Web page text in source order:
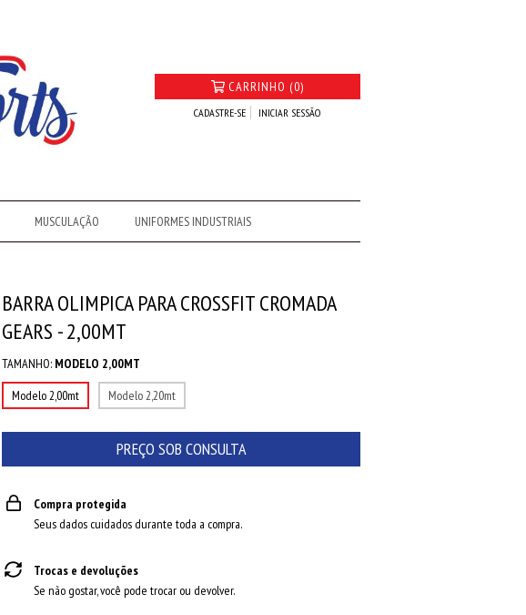
CARRINHO (0)
CADASTRE-SE INICIAR SESSÃO
MUSCULAÇÃO UNIFORMES INDUSTRIAIS
BARRA OLIMPICA PARA CROSSFIT CROMADA
GEARS - 2,00MT
TAMANHO: MODELO 2,00MT
Modelo 2,00mt
Modelo 2,20mt
Compra protegida
Seus dados cuidados durante toda a compra.
Trocas e devoluções
Se não gostar, você pode trocar ou devolver.